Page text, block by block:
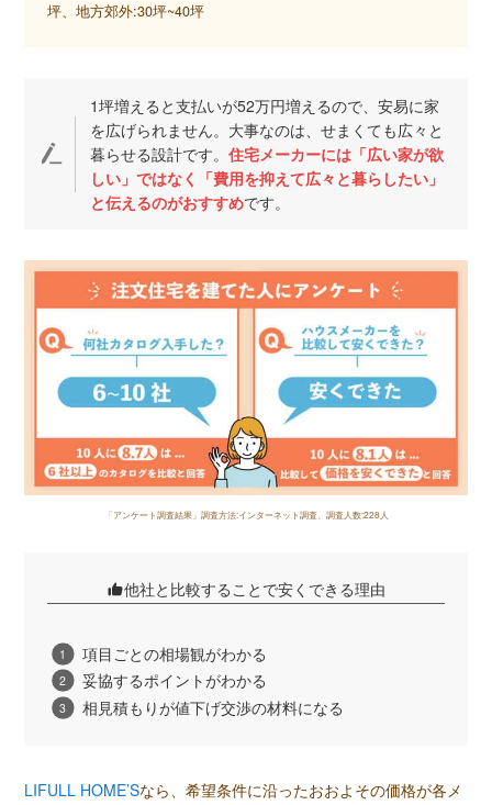
坪、地方郊外:30坪~40坪
1坪増えると支払いが52万円増えるので、安易に家
を広げられません。大事なのは、せまくても広々と
暮らせる設計です。 住宅メーカーには「広い家が欲
しい」ではなく「費用を抑えて広々と暮らしたい」
と伝えるのがおすすめです。
「アンケート調査結果」調査方法:インターネット調査、調査人数:228人
他社と比較することで安くできる理由
項目ごとの相場観がわかる
妥協するポイントがわかる
相見積もりが値下げ交渉の材料になる
LIFULL HOME’Sなら、希望条件に沿ったおおよその価格が各メ